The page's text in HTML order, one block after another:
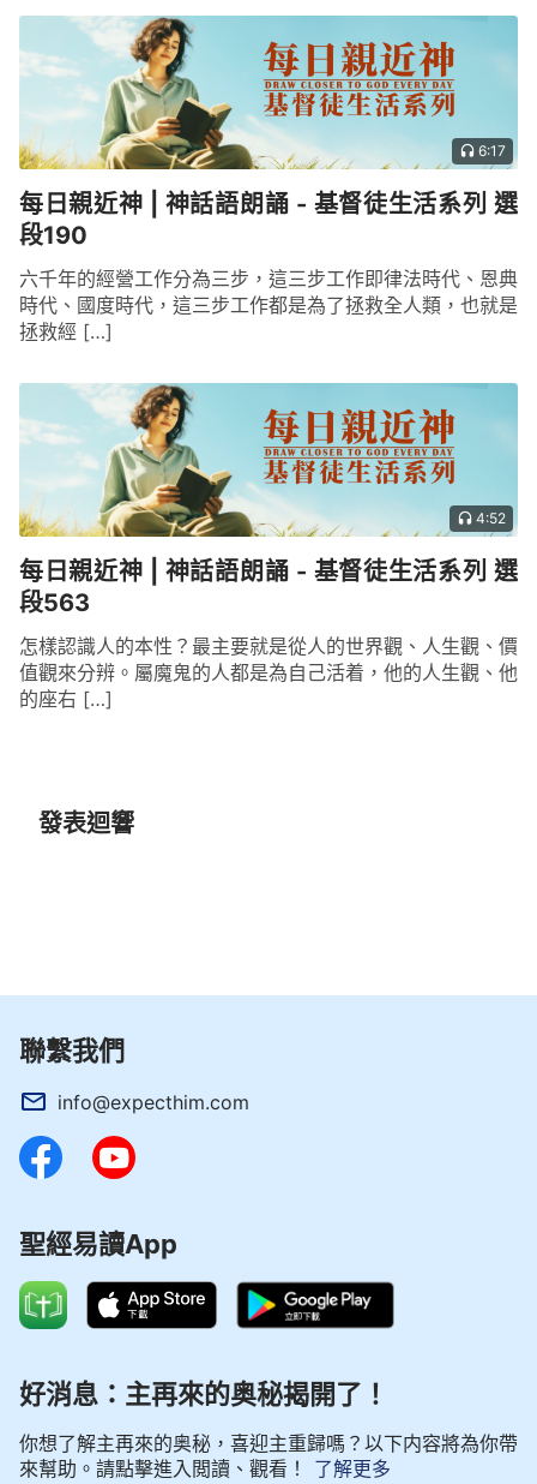
6:17
每日親近神 | 神話語朗誦 - 基督徒生活系列 選
段190
六千年的經營工作分為三步，這三步工作即律法時代、恩典
時代、國度時代，這三步工作都是為了拯救全人類，也就是
拯救經 […]
4:52
每日親近神 | 神話語朗誦 - 基督徒生活系列 選
段563
怎樣認識人的本性？最主要就是從人的世界觀、人生觀、價
值觀來分辨。屬魔鬼的人都是為自己活着，他的人生觀、他
的座右 […]
發表迴響
聯繫我們
info@expecthim.com
聖經易讀App
好消息：主再來的奥秘揭開了！
你想了解主再來的奥秘，喜迎主重歸嗎？以下内容將為你帶
來幫助。請點擊進入閲讀、觀看！
了解更多